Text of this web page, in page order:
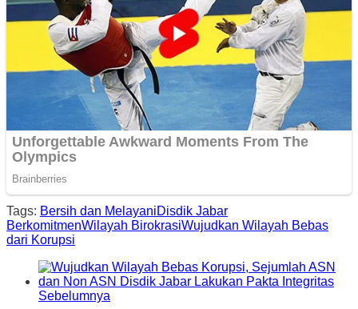
Tags: Bersih dan MelayaniDisdik Jabar
BerkomitmenWilayah BirokrasiWujudkan Wilayah Bebas
dari Korupsi
Sebelumnya